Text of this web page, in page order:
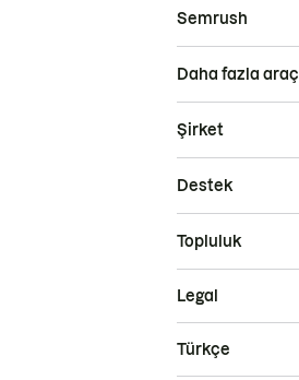
Semrush
Daha fazla araç
Şirket
Destek
Topluluk
Legal
Türkçe